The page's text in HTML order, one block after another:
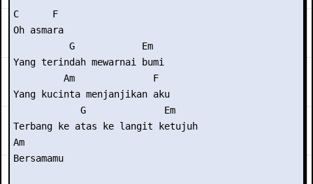
C      F
Oh asmara
          G            Em
Yang terindah mewarnai bumi
         Am              F
Yang kucinta menjanjikan aku
            G              Em
Terbang ke atas ke langit ketujuh
Am
Bersamamu